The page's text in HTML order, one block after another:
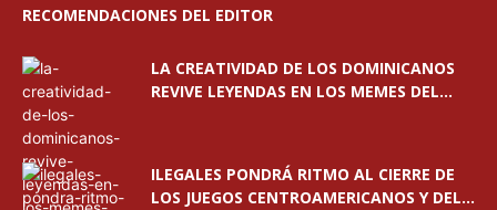
RECOMENDACIONES DEL EDITOR
LA CREATIVIDAD DE LOS DOMINICANOS
REVIVE LEYENDAS EN LOS MEMES DEL...
ILEGALES PONDRÁ RITMO AL CIERRE DE
LOS JUEGOS CENTROAMERICANOS Y DEL...